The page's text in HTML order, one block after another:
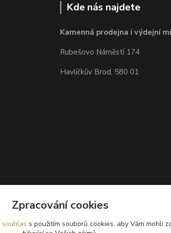
Kde nás najdete
Kamenná prodejna i výdejní
Rubešovo Náměstí 174
Havlíčkův Brod, 580 01
Zpracování cookies
souhlas s použitím souborů cookies, aby Vám mohli